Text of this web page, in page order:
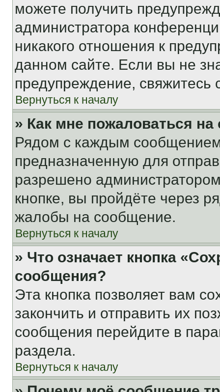
можете получить
администратора
никакого отношения к
данном сайте. Если вы не
предупреждение,
Вернуться к началу
» Как мне пожаловаться
Рядом с каждым сообщением
предназначенную для
разрешено
кнопке, вы пройдёте через
жалобы на сообщение.
Вернуться к началу
» Что означает кнопка
сообщения?
Эта кнопка позволяет вам
закончить и отправить их
сообщения перейдите в
раздела.
Вернуться к началу